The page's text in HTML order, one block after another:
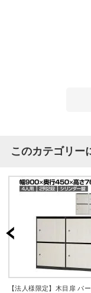
このカテゴリー
【法人様限定】木目扉 パ